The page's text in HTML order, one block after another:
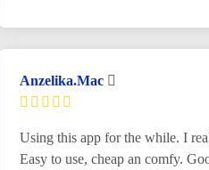
Anzelika.Mac
Using this app for the while. I
Easy to use, cheap an comfy.